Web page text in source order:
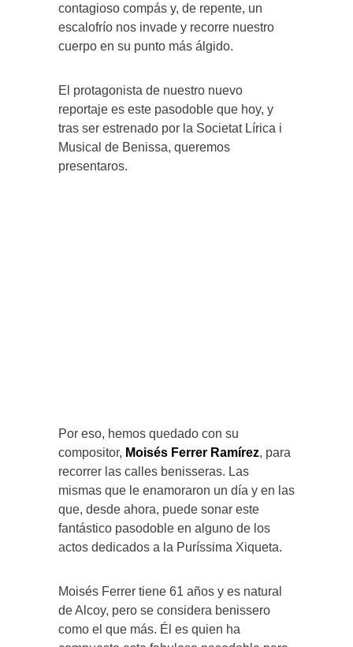
contagioso compás y, de repente, un
escalofrío nos invade y recorre nuestro
cuerpo en su punto más álgido.
El protagonista de nuestro nuevo
reportaje es este pasodoble que hoy, y
tras ser estrenado por la Societat Lírica i
Musical de Benissa, queremos
presentaros.
Por eso, hemos quedado con su
compositor, Moisés Ferrer Ramírez, para
recorrer las calles benisseras. Las
mismas que le enamoraron un día y en las
que, desde ahora, puede sonar este
fantástico pasodoble en alguno de los
actos dedicados a la Puríssima Xiqueta.
Moisés Ferrer tiene 61 años y es natural
de Alcoy, pero se considera benissero
como el que más. Él es quien ha